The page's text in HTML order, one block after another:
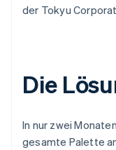
der Tokyu
Die
In nur zwei
gesamte Palette